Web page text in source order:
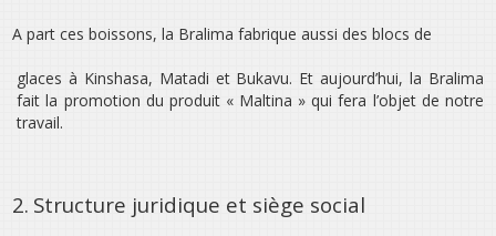
A part ces boissons, la Bralima fabrique aussi des blocs de
glaces à Kinshasa, Matadi et Bukavu. Et aujourd’hui, la Bralima
fait la promotion du produit « Maltina » qui fera l’objet de notre
travail.
2. Structure juridique et siège social